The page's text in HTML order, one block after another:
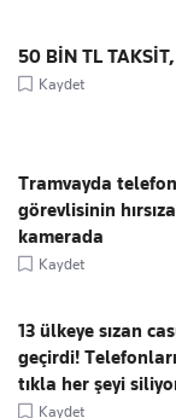
50 BİN TL
Kaydet
Tramvayda
görevlisinin
kamerada
Kaydet
13 ülkeye sızan
geçirdi!
tıkla her şeyi
Kaydet